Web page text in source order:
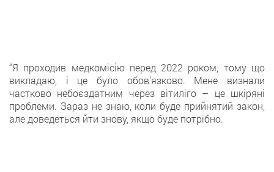
“Я проходив медкомісію перед 2022 роком, тому що
викладаю, і це було обов’язково. Мене визнали
частково небоєздатним через вітиліго – це шкіряні
проблеми. Зараз не знаю, коли буде прийнятий закон,
але доведеться йти знову, якщо буде потрібно.